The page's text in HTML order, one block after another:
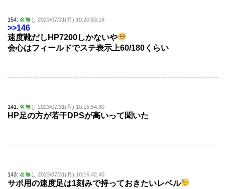
154: 名無し 2023/07/31(月) 10:20:53.16
>>146
速度靴だしHP7200しかないや
会心はフィールドでステ表示上60/180くらい
141: 名無し 2023/07/31(月) 10:15:54.30
HP足の方が若干DPSが高いって聞いた
143: 名無し 2023/07/31(月) 10:16:42.40
サポ用の速度足は1刻みで持っておきたいレベル